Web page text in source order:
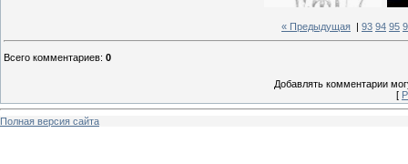
« Предыдущая 93 94 95
Всего комментариев: 0
Добавлять комментарии
[
Полная версия сайта